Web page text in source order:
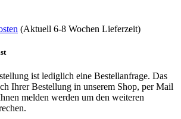
(Aktuell 6-8 Wochen Lieferzeit)
ist lediglich eine Bestellanfrage. Das
Ihrer Bestellung in unserem Shop, per Mail
melden werden um den weiteren